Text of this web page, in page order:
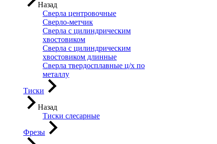
Назад
Сверла центровочные
Сверло-метчик
Сверла с цилиндрическим
хвостовиком
Сверла с цилиндрическим
хвостовиком длинные
Сверла твердосплавные ц/х по
металлу
Тиски
Назад
Тиски слесарные
Фрезы